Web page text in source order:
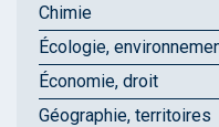
Chimie
Écologie,
Économie, droit
Géographie, territoires